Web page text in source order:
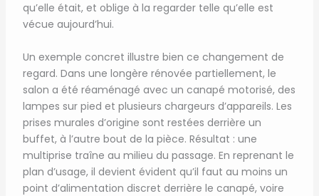
qu’elle était, et oblige à la regarder telle qu’elle est
vécue aujourd’hui.
Un exemple concret illustre bien ce changement de
regard. Dans une longère rénovée partiellement, le
salon a été réaménagé avec un canapé motorisé, des
lampes sur pied et plusieurs chargeurs d’appareils. Les
prises murales d’origine sont restées derrière un
buffet, à l’autre bout de la pièce. Résultat : une
multiprise traîne au milieu du passage. En reprenant le
plan d’usage, il devient évident qu’il faut au moins un
point d’alimentation discret derrière le canapé, voire